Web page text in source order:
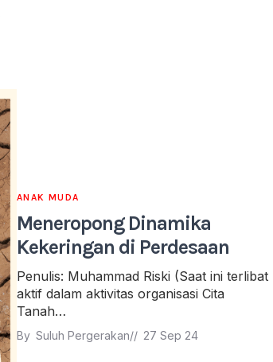
ANAK MUDA
Meneropong Dinamika
Kekeringan di Perdesaan
Penulis: Muhammad Riski (Saat ini terlibat
aktif dalam aktivitas organisasi Cita
Tanah…
By Suluh Pergerakan// 27 Sep 24